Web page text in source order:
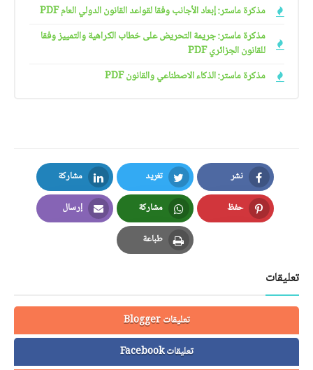
مذكرة ماستر: إبعاد الأجانب وفقا لقواعد القانون الدولي العام PDF
مذكرة ماستر: جريمة التحريض على خطاب الكراهية والتمييز وفقا
للقانون الجزائري PDF
مذكرة ماستر: الذكاء الاصطناعي والقانون PDF
نشر
Facebook
تغريد
Twitter
مشاركة
LinkedIn
حفظ
Pinterest
مشاركة
Whatsapp
إرسال
Email
طباعة
Print
تعليقات
تعليقات Blogger
تعليقات Facebook